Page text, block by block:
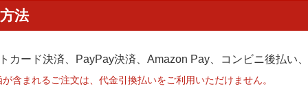
法
カード決済、PayPay決済 、Amazon Pay、コンビニ後払い
含まれるご注文は、代金引換払いをご利用いただけません。